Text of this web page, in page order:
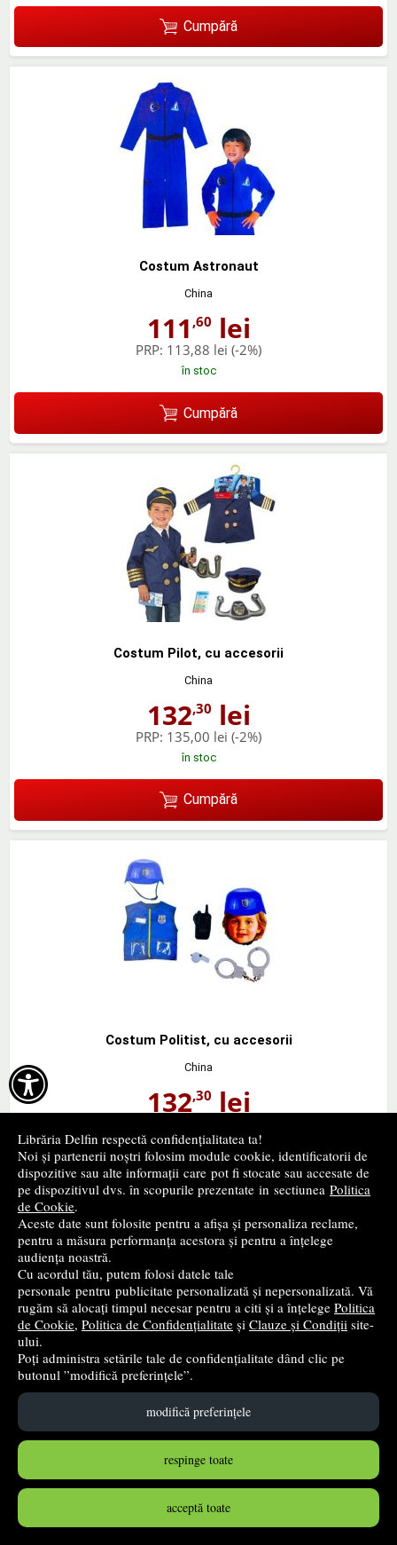

Librăria Delfin respectă confidențialitatea ta!
Noi și partenerii noștri folosim module cookie, identificatorii de
dispozitive sau alte informații care pot fi stocate sau accesate de
pe dispozitivul dvs. în scopurile prezentate in sectiunea Politica
de Cookie.
Aceste date sunt folosite pentru a afișa și personaliza reclame,
pentru a măsura performanța acestora și pentru a înțelege
audiența noastră.
Cu acordul tău, putem folosi datele tale
personale pentru publicitate personalizată și nepersonalizată. Vă
rugăm să alocați timpul necesar pentru a citi și a înțelege Politica
de Cookie, Politica de Confidențialitate și Clauze și Condiții site-
ului.
Poți administra setările tale de confidențialitate dând clic pe
butonul ”modifică preferințele”.
modifică preferințele
respinge toate
acceptă toate
Cumpără
Costum Astronaut
China
111 ,60 lei
PRP: 113,88 lei (-2%)
în stoc
Cumpără
Costum Pilot, cu accesorii
China
132,30 lei
PRP: 135,00 lei (-2%)
în stoc
Cumpără
Costum Politist, cu accesorii
China
132,30 lei
în stoc
Cumpără
China
132,30lei
135,00 lei
în stoc